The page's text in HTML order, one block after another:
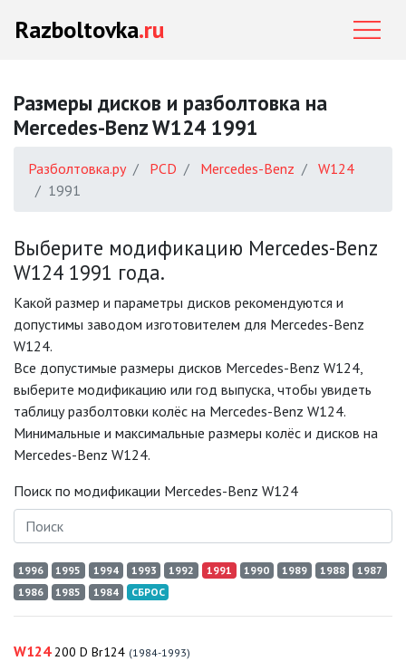
Razboltovka.ru
Размеры дисков и разболтовка на
Mercedes-Benz W124 1991
Разболтовка.ру PCD Mercedes-Benz
W124
1991
Выберите модификацию Mercedes-Benz
W124 1991 года.
Какой размер и параметры дисков рекомендуются и
допустимы заводом изготовителем для Mercedes-Benz
W124.
Все допустимые размеры дисков Mercedes-Benz W124,
выберите модификацию или год выпуска, чтобы увидеть
таблицу разболтовки колёс на Mercedes-Benz W124.
Минимальные и максимальные размеры колёс и дисков на
Mercedes-Benz W124.
Поиск по модификации Mercedes-Benz W124
1996 1995 1994 1993 1992 1991 1990 1989 1988
1987
1986
1985 1984 СБРОС
W124200 D Br124 (1984-1993)